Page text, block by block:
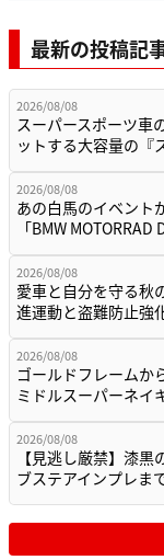
最新の投稿記
2026/08/08
スーパースポーツ車
ットする大容量の
2026/08/08
あの白馬のイベント
「BMW MOTORRAD
2026/08/08
愛車と自分を守る秋
進運動と盗難防止強
2026/08/08
ゴールドフレームか
ミドルスーパーネ
2026/08/08
【見逃し厳禁】漆
ブステアインプレま